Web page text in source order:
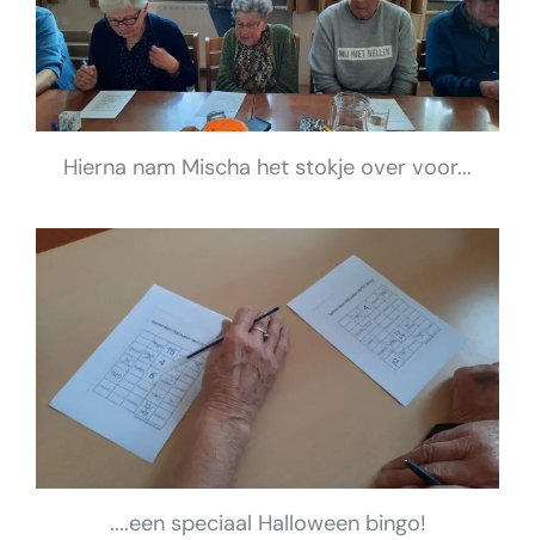
Hierna nam Mischa het stokje over voor...
....een speciaal Halloween bingo!